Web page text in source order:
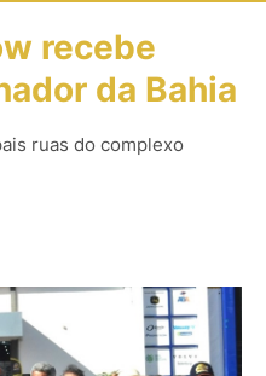
recebe
da Bahia
ruas do complexo